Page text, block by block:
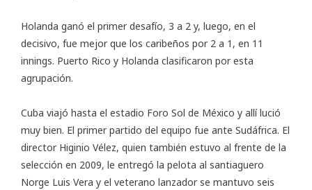
Holanda ganó el primer desafío, 3 a 2 y, luego, en el
decisivo, fue mejor que los caribeños por 2 a 1, en 11
innings. Puerto Rico y Holanda clasificaron por esta
agrupación.
Cuba viajó hasta el estadio Foro Sol de México y allí lució
muy bien. El primer partido del equipo fue ante Sudáfrica. El
director Higinio Vélez, quien también estuvo al frente de la
selección en 2009, le entregó la pelota al santiaguero
Norge Luis Vera y el veterano lanzador se mantuvo seis